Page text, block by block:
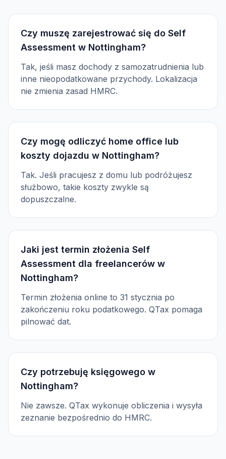
Czy muszę zarejestrować się do Self
Assessment w Nottingham?
Tak, jeśli masz dochody z samozatrudnienia lub
inne nieopodatkowane przychody. Lokalizacja
nie zmienia zasad HMRC.
Czy mogę odliczyć home office lub
koszty dojazdu w Nottingham?
Tak. Jeśli pracujesz z domu lub podróżujesz
służbowo, takie koszty zwykle są
dopuszczalne.
Jaki jest termin złożenia Self
Assessment dla freelancerów w
Nottingham?
Termin złożenia online to 31 stycznia po
zakończeniu roku podatkowego. QTax pomaga
pilnować dat.
Czy potrzebuję księgowego w
Nottingham?
Nie zawsze. QTax wykonuje obliczenia i wysyła
zeznanie bezpośrednio do HMRC.